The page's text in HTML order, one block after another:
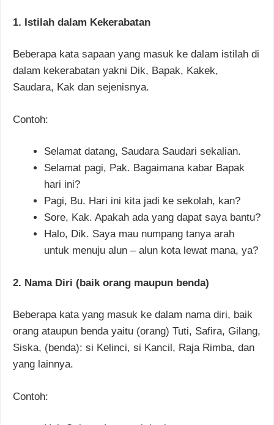
1. Istilah dalam Kekerabatan
Beberapa kata sapaan yang masuk ke dalam istilah di
dalam kekerabatan yakni Dik, Bapak, Kakek,
Saudara, Kak dan sejenisnya.
Contoh:
Selamat datang, Saudara Saudari sekalian.
Selamat pagi, Pak. Bagaimana kabar Bapak
hari ini?
Pagi, Bu. Hari ini kita jadi ke sekolah, kan?
Sore, Kak. Apakah ada yang dapat saya bantu?
Halo, Dik. Saya mau numpang tanya arah
untuk menuju alun – alun kota lewat mana, ya?
2. Nama Diri (baik orang maupun benda)
Beberapa kata yang masuk ke dalam nama diri, baik
orang ataupun benda yaitu (orang) Tuti, Safira, Gilang,
Siska, (benda): si Kelinci, si Kancil, Raja Rimba, dan
yang lainnya.
Contoh: